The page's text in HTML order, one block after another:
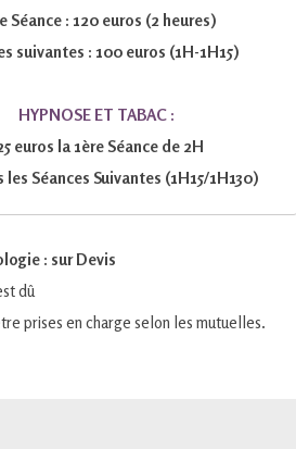
Séance : 120 euros (2 heures)
suivantes : 100 euros (1H-1H15)
HYPNOSE ET TABAC :
euros la 1ère Séance de 2H
les Séances Suivantes (1H15/1H130)
: sur Devis
dû
prises en charge selon les mutuelles.